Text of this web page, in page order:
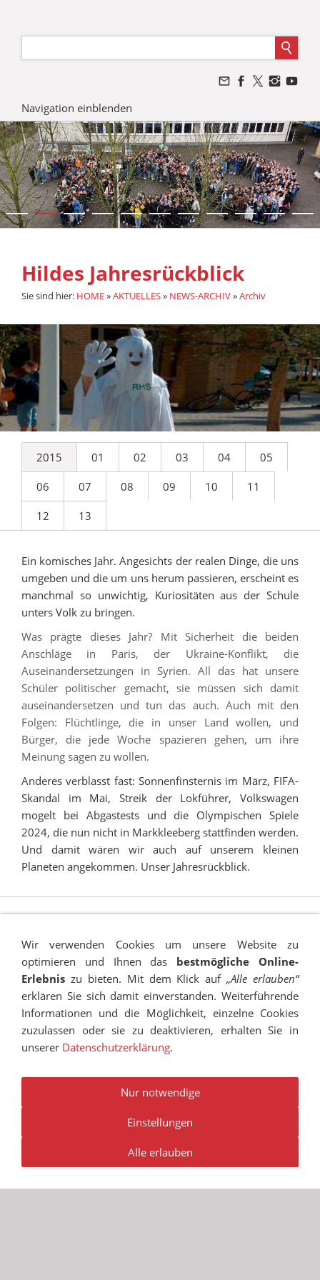
Navigation einblenden
Hildes Jahresrückblick
Sie sind hier: HOME»AKTUELLES» NEWS-ARCHIV»Archiv
2015 01 02 03 04 05
06 07 08 09 10 11
12 13
Ein komisches Jahr. Angesichts der realen Dinge, die uns
umgeben und die um uns herum passieren, erscheint es
manchmal so unwichtig, Kuriositäten aus der Schule
unters Volk zu bringen.
Was prägte dieses Jahr? Mit Sicherheit die beiden
Anschläge in Paris, der Ukraine-Konflikt, die
Auseinandersetzungen in Syrien. All das hat unsere
Schüler politischer gemacht, sie müssen sich damit
auseinandersetzen und tun das auch. Auch mit den
Folgen: Flüchtlinge, die in unser Land wollen, und
Bürger, die jede Woche spazieren gehen, um ihre
Meinung sagen zu wollen.
Anderes verblasst fast: Sonnenfinsternis im März, FIFA-
Skandal im Mai, Streik der Lokführer, Volkswagen
mogelt bei Abgastests und die Olympischen Spiele
2024, die nun nicht in Markkleeberg stattfinden werden.
Und damit wären wir auch auf unserem kleinen
Planeten angekommen. Unser Jahresrückblick.
COOKIES
TRANSPARENZ
BESCHWERDEMANAGEMENT
NEWSLETTER STELLENANGEBOTE
© RUDOLF-HILDEBRAND-SCHULE MARKKLEEBERG 2001 -
2026
Wir verwenden Cookies um unsere Website zu
optimieren und Ihnen das bestmögliche Online-
Erlebnis zu bieten. Mit dem Klick auf„Alle erlauben“
erklären Sie sich damit einverstanden. Weiterführende
Informationen und die Möglichkeit, einzelne Cookies
zuzulassen oder sie zu deaktivieren, erhalten Sie in
unserer Datenschutzerklärung.
Nur notwendige
Einstellungen
Alle erlauben